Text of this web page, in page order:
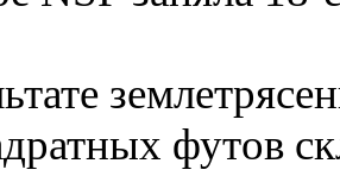
футов